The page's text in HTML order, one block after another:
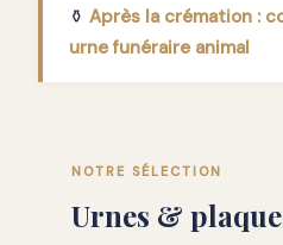
⚱️ Après la crémation :
urne funéraire animal
NOTRE SÉLECTION
Urnes &